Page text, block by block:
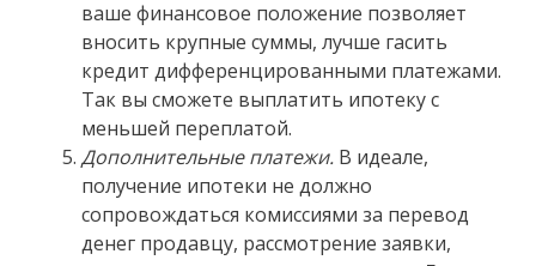
ваше финансовое положение позволяет
вносить крупные суммы, лучше гасить
кредит дифференцированными платежами.
Так вы сможете выплатить ипотеку с
меньшей переплатой.
Дополнительные платежи. В идеале,
получение ипотеки не должно
сопровождаться комиссиями за перевод
денег продавцу, рассмотрение заявки,